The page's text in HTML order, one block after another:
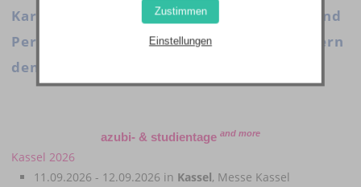
Karriere bieten seit 1994 neue Chancen und
Perspektiven für die Zukunft und erweitern
den Horizont!
azubi- & studientage and more
Kassel 2026
11.09.2026 - 12.09.2026 in Kassel, Messe Kassel
Zustimmen
Einstellungen